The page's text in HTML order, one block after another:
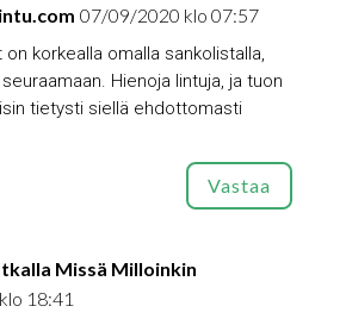
07/09/2020 klo 07:57
korkealla omalla sankolistalla,
Hienoja lintuja, ja tuon
tietysti siellä ehdottomasti
Vastaa
Missä Milloinkin
18:41